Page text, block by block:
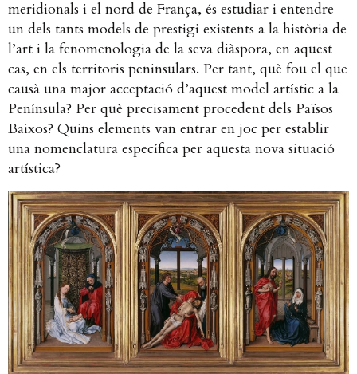
meridionals i el nord de França, és estudiar i entendre
un dels tants models de prestigi existents a la història de
l’art i la fenomenologia de la seva diàspora, en aquest
cas, en els territoris peninsulars. Per tant, què fou el que
causà una major acceptació d’aquest model artístic a la
Península? Per què precisament procedent dels Països
Baixos? Quins elements van entrar en joc per establir
una nomenclatura específica per aquesta nova situació
artística?